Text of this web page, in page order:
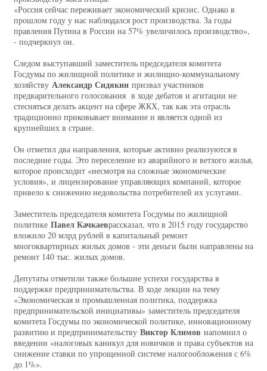
«Россия сейчас переживает экономический кризис. Однако в
прошлом году у нас наблюдался рост производства. За годы
правления Путина в России на 57% увеличилось производство»,
- подчеркнул он.
Следом выступавший заместитель председателя комитета
Госдумы по жилищной политике и жилищно-коммунальному
хозяйству Александр Сидякин призвал участников
предварительного голосования в ходе дебатов и агитации не
стесняться делать акцент на сфере ЖКХ, так как эта отрасль
традиционно приковывает внимание и является одной из
крупнейших в стране.
Он отметил два направления, которые активно реализуются в
последние годы. Это переселение из аварийного и ветхого жилья,
которое происходит «несмотря на сложные экономические
условия», и лицензирование управляющих компаний, которое
привело к снижению недовольства потребителей их услугами.
Заместитель председателя комитета Госдумы по жилищной
политике Павел Качкаеврассказал, что в 2015 году государство
вложило 20 млрд рублей в капитальный ремонт
многоквартирных жилых домов - эти деньги были направлены на
ремонт 140 тыс. жилых домов.
Депутаты отметили также большие успехи государства в
поддержке предпринимательства. В ходе лекции на тему
«Экономическая и промышленная политика, поддержка
предпринимательской инициативы» заместитель председателя
комитета Госдумы по экономической политике, инновационному
развитию и предпринимательству Виктор Климов напомнил о
введении «налоговых каникул для новичков и права субъектов на
снижение ставки по упрощенной системе налогообложения с 6%
до 1%».